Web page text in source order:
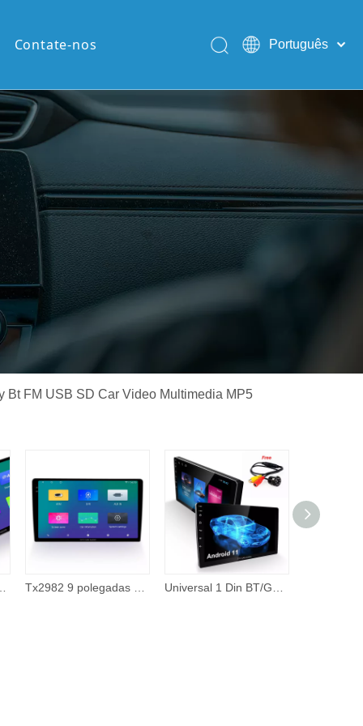
Contate-nos
Português
Pусский
FM USB SD Car Video Multimedia MP5